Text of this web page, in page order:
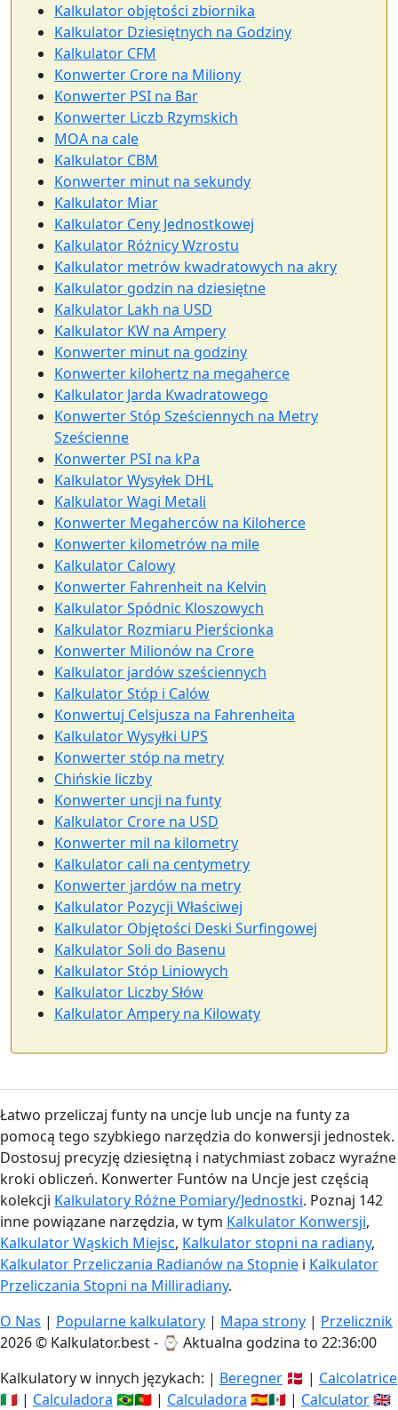
Kalkulator objętości zbiornika
Kalkulator Dziesiętnych na Godziny
Kalkulator CFM
Konwerter Crore na Miliony
Konwerter PSI na Bar
Konwerter Liczb Rzymskich
MOA na cale
Kalkulator CBM
Konwerter minut na sekundy
Kalkulator Miar
Kalkulator Ceny Jednostkowej
Kalkulator Różnicy Wzrostu
Kalkulator metrów kwadratowych na akry
Kalkulator godzin na dziesiętne
Kalkulator Lakh na USD
Kalkulator KW na Ampery
Konwerter minut na godziny
Konwerter kilohertz na megaherce
Kalkulator Jarda Kwadratowego
Konwerter Stóp Sześciennych na Metry
Sześcienne
Konwerter PSI na kPa
Kalkulator Wysyłek DHL
Kalkulator Wagi Metali
Konwerter Megaherców na Kiloherce
Konwerter kilometrów na mile
Kalkulator Calowy
Konwerter Fahrenheit na Kelvin
Kalkulator Spódnic Kloszowych
Kalkulator Rozmiaru Pierścionka
Konwerter Milionów na Crore
Kalkulator jardów sześciennych
Kalkulator Stóp i Calów
Konwertuj Celsjusza na Fahrenheita
Kalkulator Wysyłki UPS
Konwerter stóp na metry
Chińskie liczby
Konwerter uncji na funty
Kalkulator Crore na USD
Konwerter mil na kilometry
Kalkulator cali na centymetry
Konwerter jardów na metry
Kalkulator Pozycji Właściwej
Kalkulator Objętości Deski Surfingowej
Kalkulator Soli do Basenu
Kalkulator Stóp Liniowych
Kalkulator Liczby Słów
Kalkulator Ampery na Kilowaty
Łatwo przeliczaj funty na uncje lub uncje na funty za
pomocą tego szybkiego narzędzia do konwersji jednostek.
Dostosuj precyzję dziesiętną i natychmiast zobacz wyraźne
kroki obliczeń. Konwerter Funtów na Uncje jest częścią
kolekcji Kalkulatory Różne Pomiary/Jednostki. Poznaj 142
inne powiązane narzędzia, w tym Kalkulator Konwersji,
Kalkulator Wąskich Miejsc, Kalkulator stopni na radiany,
Kalkulator Przeliczania Radianów na Stopnie i Kalkulator
Przeliczania Stopni na Milliradiany.
O Nas | Popularne kalkulatory | Mapa strony | Przelicznik
2026 © Kalkulator.best - ⌚ Aktualna godzina to 22:36:00
Kalkulatory w innych językach: | Beregner 🇩🇰 | Calcolatrice
🇮🇹 | Calculadora 🇧🇷🇵🇹 | Calculadora 🇪🇸🇲🇽 | Calculator🇬🇧